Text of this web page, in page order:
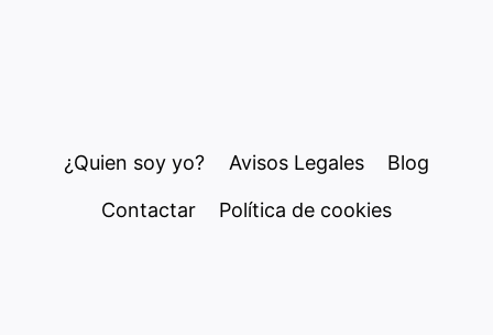
¿Quien soy yo? Avisos Legales Blog
Contactar Política de cookies